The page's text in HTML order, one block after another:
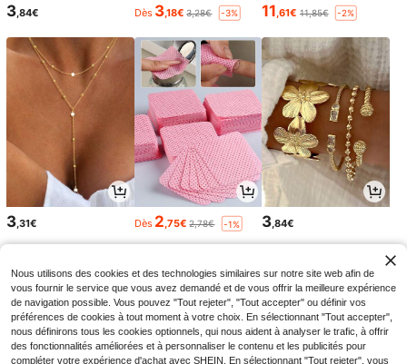
3 ,84€ Dès 3,18€ 3,28€ -3% 11 ,61€ 11,85€ -2%
3 ,31€ Dès 2 ,75€ 2,78€ -1% 3 ,84€
Nous utilisons des cookies et des technologies similaires sur notre site web afin de
vous fournir le service que vous avez demandé et de vous offrir la meilleure expérience
de navigation possible. Vous pouvez "Tout rejeter", "Tout accepter" ou définir vos
préférences de cookies à tout moment à votre choix. En sélectionnant "Tout accepter",
nous définirons tous les cookies optionnels, qui nous aident à analyser le trafic, à offrir
des fonctionnalités améliorées et à personnaliser le contenu et les publicités pour
compléter votre expérience d'achat avec SHEIN. En sélectionnant "Tout rejeter", vous